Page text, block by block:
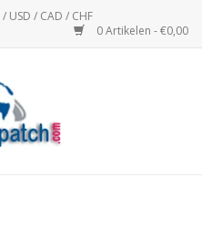
/ USD / CAD / CHF
0 Artikelen - €0,00